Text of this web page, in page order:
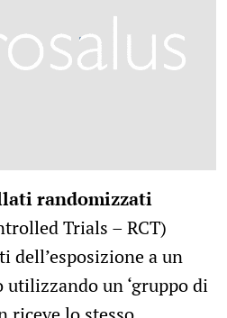
randomizzati
Trials – RCT)
dell’esposizione a un
un ‘gruppo di